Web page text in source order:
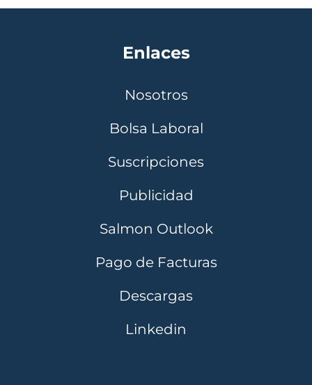
Enlaces
Nosotros
Bolsa Laboral
Suscripciones
Publicidad
Salmon Outlook
Pago de Facturas
Descargas
Linkedin